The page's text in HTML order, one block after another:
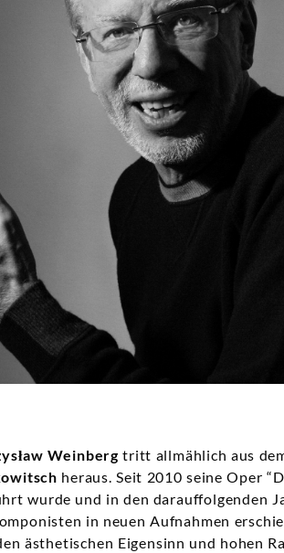
Weinberg tritt allmählich aus
heraus. Seit 2010 seine Oper
wurde und in den darauffolgenden
in neuen Aufnahmen
ästhetischen Eigensinn und hohen